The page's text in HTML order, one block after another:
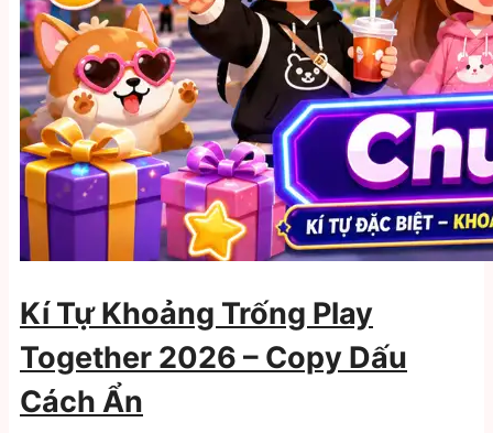
Kí Tự Khoảng Trống Play
Together 2026 – Copy Dấu
Cách Ẩn